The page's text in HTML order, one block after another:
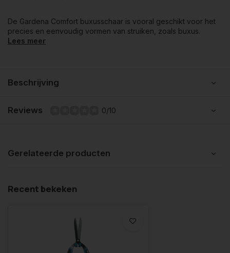
De Gardena Comfort buxusschaar is vooral geschikt voor het
precies en eenvoudig vormen van struiken, zoals buxus.
Lees meer
Beschrijving
Reviews 0/10
Gerelateerde producten
Recent bekeken